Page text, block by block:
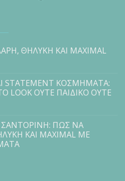
ΘΗΛΥΚΗ ΚΑΙ MAXIMAL
STATEMENT ΚΟΣΜΗΜΑΤΑ:
LOOK ΟΥΤΕ ΠΑΙΔΙΚΟ ΟΥΤΕ
ΠΩΣ ΝΑ
ΚΑΙ MAXIMAL ΜΕ